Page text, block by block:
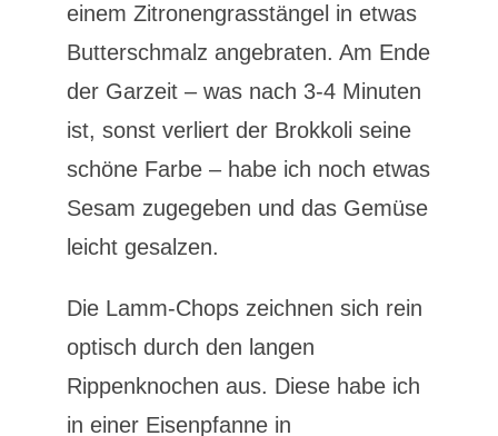
einem Zitronengrasstängel in etwas
Butterschmalz angebraten. Am Ende
der Garzeit – was nach 3-4 Minuten
ist, sonst verliert der Brokkoli seine
schöne Farbe – habe ich noch etwas
Sesam zugegeben und das Gemüse
leicht gesalzen.
Die Lamm-Chops zeichnen sich rein
optisch durch den langen
Rippenknochen aus. Diese habe ich
in einer Eisenpfanne in